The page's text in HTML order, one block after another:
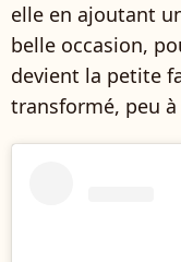
elle en ajoutant
belle occasion,
devient la petite
transformé, peu